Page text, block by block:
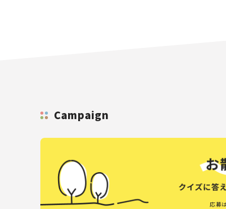
Campaign
応募